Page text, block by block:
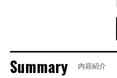
Summary 内容紹介